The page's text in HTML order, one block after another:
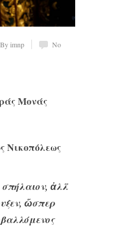
By imnp
No
Μονάς
Νικοπόλεως
σπήλαιον, ἀλλ̉
ὥσπερ